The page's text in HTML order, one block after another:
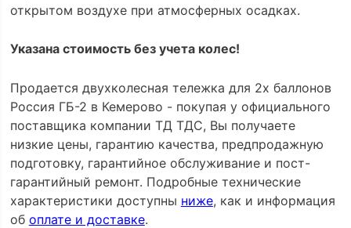
открытом воздухе при атмосферных осадках.
Указана стоимость без учета колес!
Продается двухколесная тележка для 2х баллонов
Россия ГБ-2 в Кемерово - покупая у официального
поставщика компании ТД ТДС, Вы получаете
низкие цены, гарантию качества, предпродажную
подготовку, гарантийное обслуживание и пост-
гарантийный ремонт. Подробные технические
характеристики доступны ниже, как и информация
об оплате и доставке.